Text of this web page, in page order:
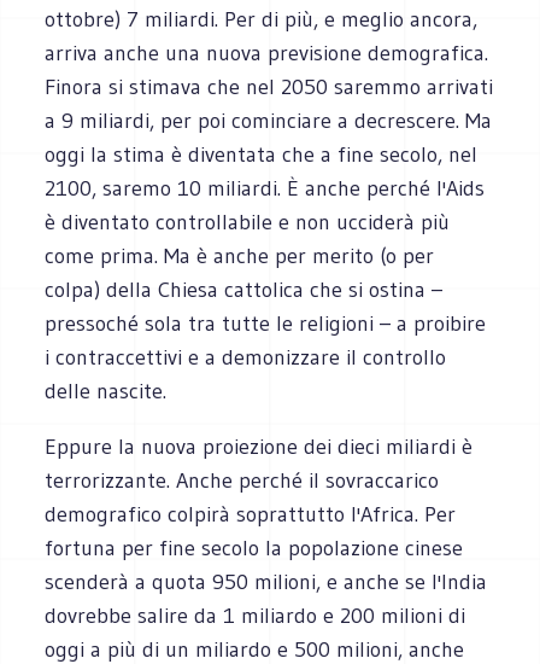
ottobre) 7 miliardi. Per di più, e meglio ancora,
arriva anche una nuova previsione demografica.
Finora si stimava che nel 2050 saremmo arrivati
a 9 miliardi, per poi cominciare a decrescere. Ma
oggi la stima è diventata che a fine secolo, nel
2100, saremo 10 miliardi. È anche perché l'Aids
è diventato controllabile e non ucciderà più
come prima. Ma è anche per merito (o per
colpa) della Chiesa cattolica che si ostina –
pressoché sola tra tutte le religioni – a proibire
i contraccettivi e a demonizzare il controllo
delle nascite.
Eppure la nuova proiezione dei dieci miliardi è
terrorizzante. Anche perché il sovraccarico
demografico colpirà soprattutto l'Africa. Per
fortuna per fine secolo la popolazione cinese
scenderà a quota 950 milioni, e anche se l'India
dovrebbe salire da 1 miliardo e 200 milioni di
oggi a più di un miliardo e 500 milioni, anche